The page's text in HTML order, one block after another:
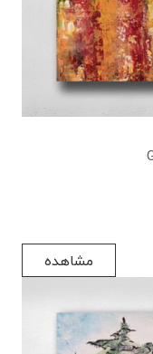
مشاهده